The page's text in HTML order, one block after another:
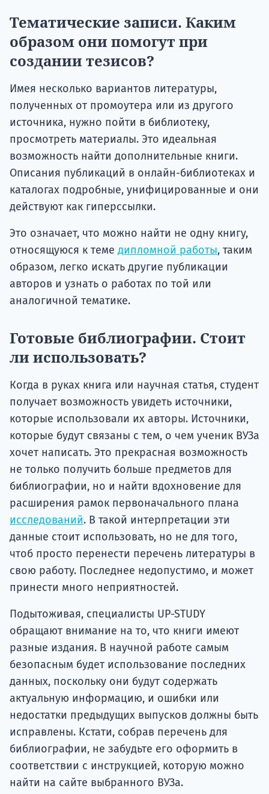
Тематические записи. Каким
образом они помогут при
создании тезисов?
Имея несколько вариантов литературы,
полученных от промоутера или из другого
источника, нужно пойти в библиотеку,
просмотреть материалы. Это идеальная
возможность найти дополнительные книги.
Описания публикаций в онлайн-библиотеках и
каталогах подробные, унифицированные и они
действуют как гиперссылки.
Это означает, что можно найти не одну книгу,
относящуюся к теме дипломной работы, таким
образом, легко искать другие публикации
авторов и узнать о работах по той или
аналогичной тематике.
Готовые библиографии. Стоит
ли использовать?
Когда в руках книга или научная статья, студент
получает возможность увидеть источники,
которые использовали их авторы. Источники,
которые будут связаны с тем, о чем ученик ВУЗа
хочет написать. Это прекрасная возможность
не только получить больше предметов для
библиографии, но и найти вдохновение для
расширения рамок первоначального плана
исследований. В такой интерпретации эти
данные стоит использовать, но не для того,
чтоб просто перенести перечень литературы в
свою работу. Последнее недопустимо, и может
принести много неприятностей.
Подытоживая, специалисты UP-STUDY
обращают внимание на то, что книги имеют
разные издания. В научной работе самым
безопасным будет использование последних
данных, поскольку они будут содержать
актуальную информацию, и ошибки или
недостатки предыдущих выпусков должны быть
исправлены. Кстати, собрав перечень для
библиографии, не забудьте его оформить в
соответствии с инструкцией, которую можно
найти на сайте выбранного ВУЗа.